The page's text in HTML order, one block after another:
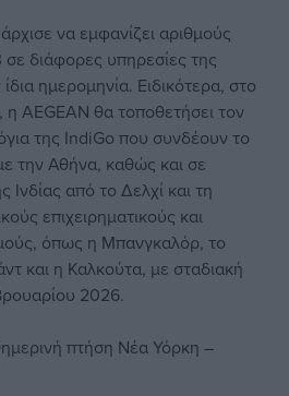
να εμφανίζει αριθμούς
διάφορες υπηρεσίες της
ημερομηνία. Ειδικότερα, στο
AEGEAN θα τοποθετήσει τον
της IndiGo που συνδέουν το
την Αθήνα, καθώς και σε
Ινδίας από το Δελχί και τη
επιχειρηματικούς και
όπως η Μπανγκαλόρ, το
και η Καλκούτα, με σταδιακή
2026.
πτήση Νέα Υόρκη –